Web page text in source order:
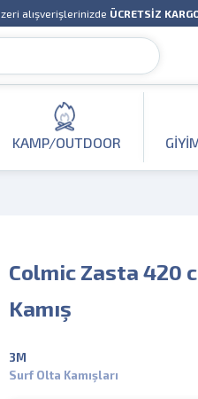
alışverişlerinizde ÜCRETSİZ
KAMP/OUTDOOR
Colmic Zasta 420
Kamış
3M
Surf Olta Kamışları